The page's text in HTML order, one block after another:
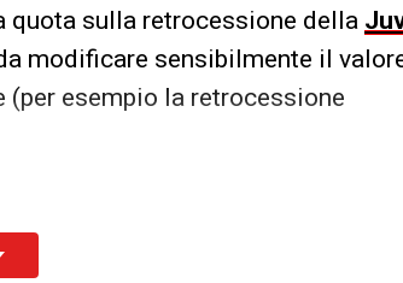
quota sulla retrocessione della
modificare sensibilmente il
(per esempio la retrocessione